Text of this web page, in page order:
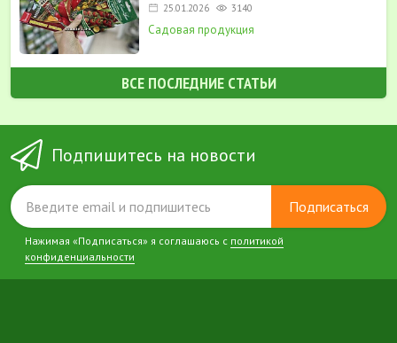
25.01.2026 3140
Садовая продукция
ВСЕ ПОСЛЕДНИЕ СТАТЬИ
Подпишитесь на новости
Подписаться
Нажимая «Подписаться» я соглашаюсь с политикой
конфиденциальности